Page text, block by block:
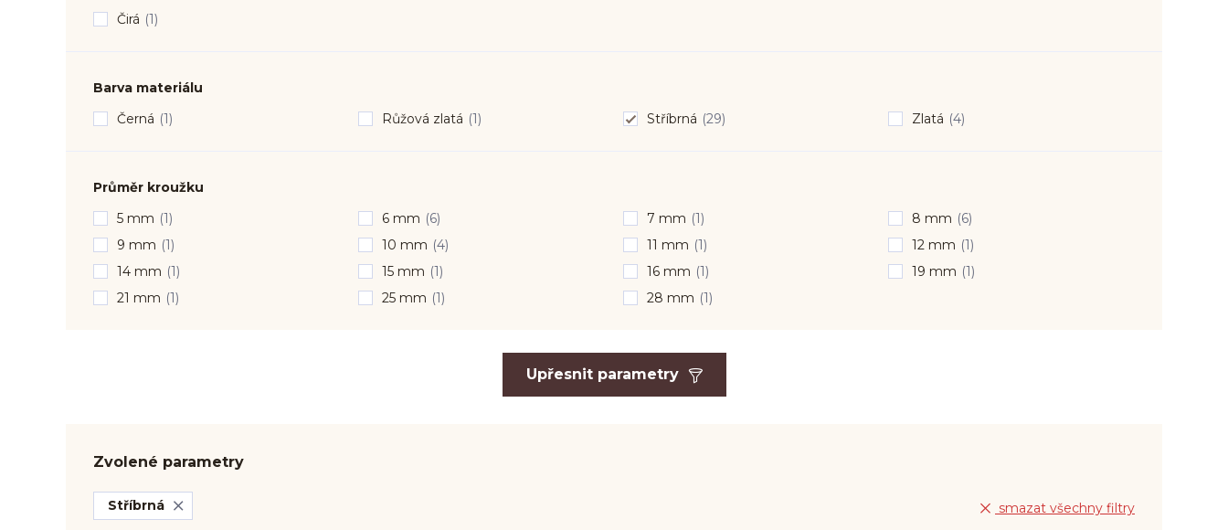
Upřesnit parametry
Čirá (1)
Barva materiálu
Černá (1) Růžová zlatá (1) Stříbrná (29) Zlatá (4)
Průměr kroužku
5 mm (1) 6 mm (6) 7 mm (1) 8 mm (6)
9 mm (1) 10 mm (4) 11 mm (1) 12 mm (1)
14 mm (1) 15 mm (1) 16 mm (1) 19 mm (1)
21 mm (1) 25 mm (1) 28 mm (1)
Zvolené parametry
Stříbrná smazat všechny filtry